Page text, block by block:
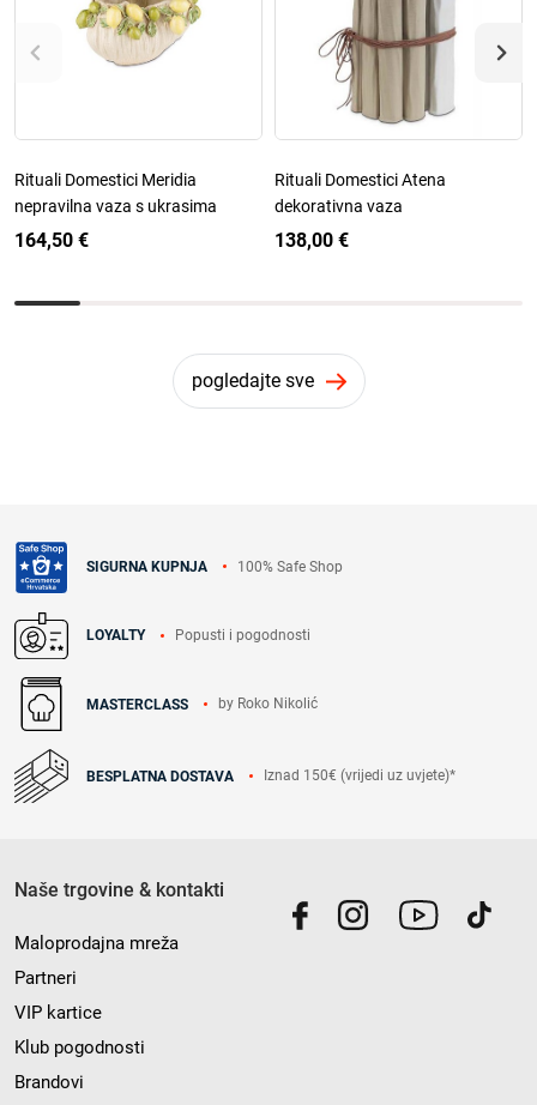
Rituali Domestici Meridia
nepravilna vaza s ukrasima
164,50 €
Rituali Domestici Atena
dekorativna vaza
138,00 €
pogledajte sve
SIGURNA KUPNJA 100% Safe Shop
LOYALTY Popusti i pogodnosti
MASTERCLASS by Roko Nikolić
BESPLATNA DOSTAVA Iznad 150€ (vrijedi uz uvjete)*
Naše trgovine & kontakti
Maloprodajna mreža
Partneri
VIP kartice
Klub pogodnosti
Brandovi